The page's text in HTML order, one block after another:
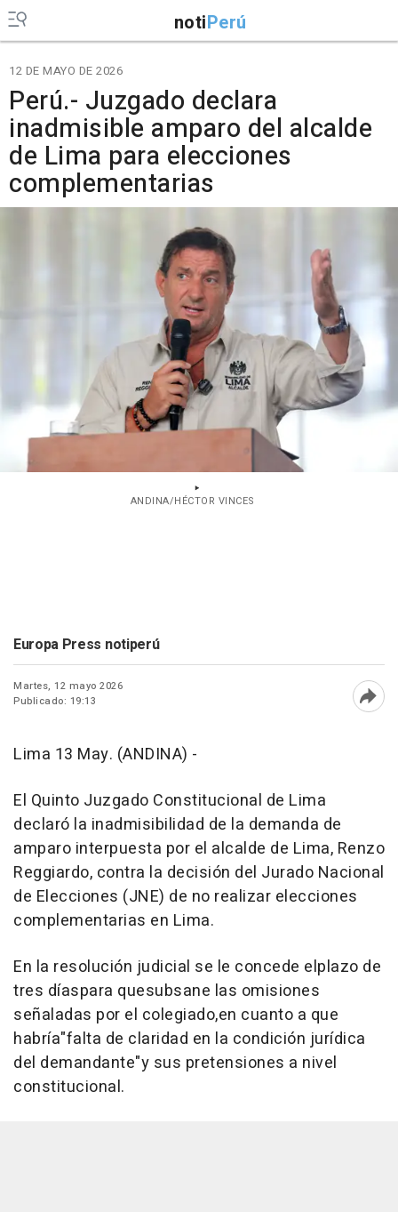
notiPerú
12 DE MAYO DE 2026
Perú.- Juzgado declara
inadmisible amparo del alcalde
de Lima para elecciones
complementarias
ANDINA/HÉCTOR VINCES
Europa Press notiperú
Martes, 12 mayo 2026
Publicado: 19:13
Lima 13 May. (ANDINA) -
El Quinto Juzgado Constitucional de Lima
declaró la inadmisibilidad de la demanda de
amparo interpuesta por el alcalde de Lima, Renzo
Reggiardo, contra la decisión del Jurado Nacional
de Elecciones (JNE) de no realizar elecciones
complementarias en Lima.
En la resolución judicial se le concede elplazo de
tres díaspara quesubsane las omisiones
señaladas por el colegiado,en cuanto a que
habría"falta de claridad en la condición jurídica
del demandante"y sus pretensiones a nivel
constitucional.